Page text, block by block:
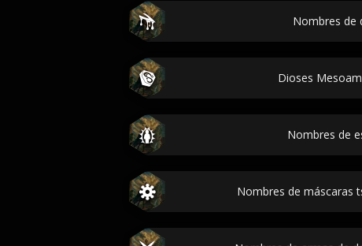
Nombres de
Dioses
Nombres de
Nombres de máscaras